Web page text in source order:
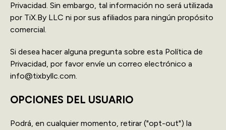
Privacidad. Sin embargo, tal información no será utilizada
por TiX.By LLC ni por sus afiliados para ningún propósito
comercial.
Si desea hacer alguna pregunta sobre esta Política de
Privacidad, por favor envíe un correo electrónico a
info@tixbyllc.com.
OPCIONES DEL USUARIO
Podrá, en cualquier momento, retirar ("opt-out") la